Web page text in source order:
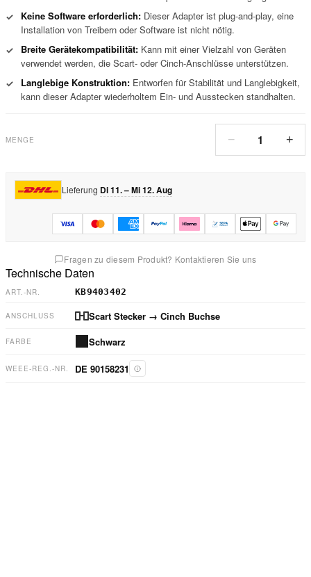
✓
Keine Software erforderlich: Dieser Adapter ist plug-and-play, eine
Installation von Treibern oder Software ist nicht nötig.
✓
Breite Gerätekompatibilität: Kann mit einer Vielzahl von Geräten
verwendet werden, die Scart- oder Cinch-Anschlüsse unterstützen.
✓
Langlebige Konstruktion: Entworfen für Stabilität und Langlebigkeit,
kann dieser Adapter wiederholtem Ein- und Ausstecken standhalten.
MENGE − 1 +
Lieferung Di 11. – Mi 12. Aug
Fragen zu diesem Produkt? Kontaktieren Sie uns
Technische Daten
ART.-NR. KB9403402
ANSCHLUSS Scart Stecker → Cinch Buchse
FARBE Schwarz
WEEE-REG.-NR. DE 90158231